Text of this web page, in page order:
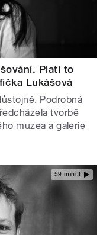
Platí to
Lukášová
Podrobná
tvorbě
muzea a galerie
59 minut